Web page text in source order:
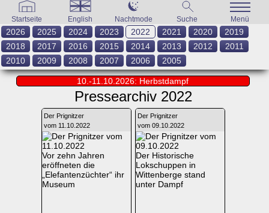
Startseite English Nachtmode Suche Menü
2026 2025 2024 2023 2022 2021 2020
2019
2018
2017 2016 2015 2014 2013 2012
2011
2010
2009 2008 2007 2006 2005
10.-11.10.2026: Herbstdampf
Pressearchiv 2022
Der Prignitzer
vom 11.10.2022
Vor zehn Jahren
eröffneten die
„Elefantenzüchter“ ihr
Museum
Der Prignitzer
vom 09.10.2022
Der Historische
Lokschuppen in
Wittenberge stand
unter Dampf